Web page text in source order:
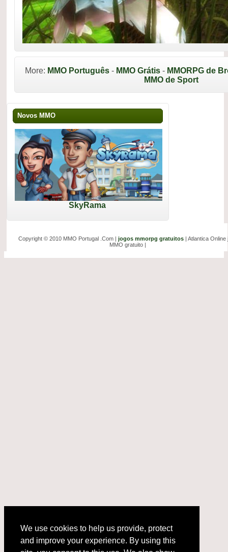
and improve your experience. By using this
site, you consent to this use. We also show
We use cookies to help us provide, protect
and improve your experience. By using this
More: MMO Português- MMO Grátis- MMORPG de
MMO de Sport
Novos MMO
SkyRama
Copyright © 2010 MMO Portugal .Com | jogos mmorpg gratuitos| Atlantica Online
MMO gratuito |